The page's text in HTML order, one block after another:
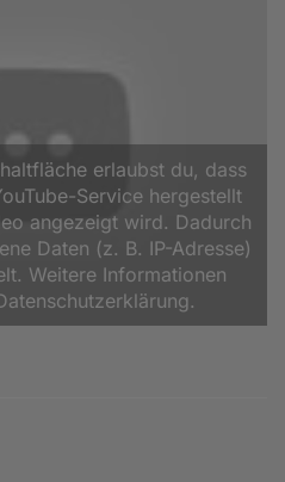
erlaubst du, dass
Service hergestellt
angezeigt wird. Dadurch
Daten (z. B. IP-Adresse)
Weitere Informationen